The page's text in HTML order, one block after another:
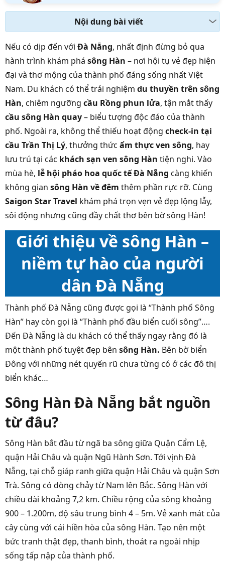
Nội dung bài viết
Nếu có dịp đến với Đà Nẵng, nhất định đừng bỏ qua
hành trình khám phá sông Hàn – nơi hội tụ vẻ đẹp hiện
đại và thơ mộng của thành phố đáng sống nhất Việt
Nam. Du khách có thể trải nghiệm du thuyền trên sông
Hàn, chiêm ngưỡng cầu Rồng phun lửa, tận mắt thấy
cầu sông Hàn quay– biểu tượng độc đáo của thành
phố. Ngoài ra, không thể thiếu hoạt động check-in tại
cầu Trần Thị Lý, thưởng thức ẩm thực ven sông, hay
lưu trú tại các khách sạn ven sông Hàn tiện nghi. Vào
mùa hè, lễ hội pháo hoa quốc tế Đà Nẵng càng khiến
không gian sông Hàn về đêm thêm phần rực rỡ. Cùng
Saigon Star Travel khám phá trọn vẹn vẻ đẹp lộng lẫy,
sôi động nhưng cũng đầy chất thơ bên bờ sông Hàn!
Giới thiệu về sông Hàn –
niềm tự hào của người
dân Đà Nẵng
Thành phố Đà Nẵng cũng được gọi là “Thành phố Sông
Hàn” hay còn gọi là “Thành phố đầu biển cuối sông”….
Đến Đà Nẵng là du khách có thể thấy ngay rằng đó là
một thành phố tuyệt đẹp bên sông Hàn. Bên bờ biển
Đông với những nét quyến rũ chưa từng có ở các đô thị
biển khác…
Sông Hàn Đà Nẵng bắt nguồn
từ đâu?
Sông Hàn bắt đầu từ ngã ba sông giữa Quận Cẩm Lệ,
quận Hải Châu và quận Ngũ Hành Sơn. Tới vịnh Đà
Nẵng, tại chỗ giáp ranh giữa quận Hải Châu và quận Sơn
Trà. Sông có dòng chảy từ Nam lên Bắc. Sông Hàn với
chiều dài khoảng 7,2 km. Chiều rộng của sông khoảng
900 – 1.200m, độ sâu trung bình 4 – 5m. Vẻ xanh mát của
cây cùng với cái hiền hòa của sông Hàn. Tạo nên một
bức tranh thật đẹp, thanh bình, thoát ra ngoài nhịp
sống tấp nập của thành phố.